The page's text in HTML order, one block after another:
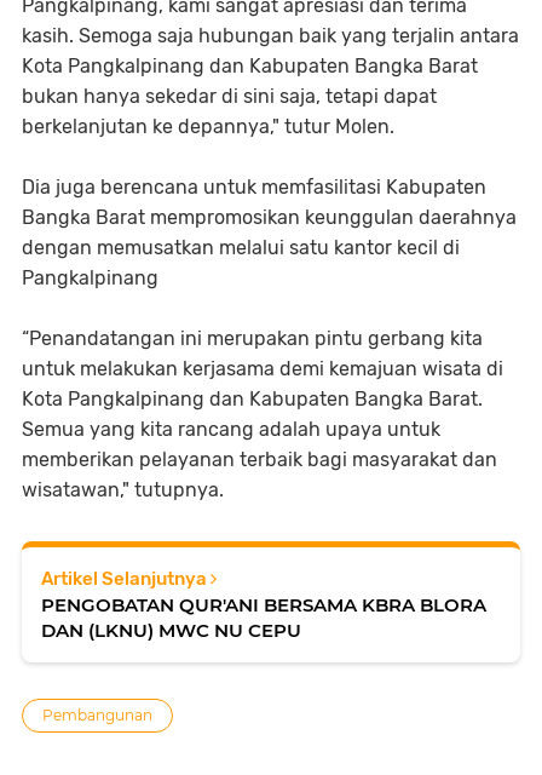
Pangkalpinang, kami sangat apresiasi dan terima
kasih. Semoga saja hubungan baik yang terjalin antara
Kota Pangkalpinang dan Kabupaten Bangka Barat
bukan hanya sekedar di sini saja, tetapi dapat
berkelanjutan ke depannya," tutur Molen.
Dia juga berencana untuk memfasilitasi Kabupaten
Bangka Barat mempromosikan keunggulan daerahnya
dengan memusatkan melalui satu kantor kecil di
Pangkalpinang
“Penandatangan ini merupakan pintu gerbang kita
untuk melakukan kerjasama demi kemajuan wisata di
Kota Pangkalpinang dan Kabupaten Bangka Barat.
Semua yang kita rancang adalah upaya untuk
memberikan pelayanan terbaik bagi masyarakat dan
wisatawan," tutupnya.
Artikel Selanjutnya
PENGOBATAN QUR'ANI BERSAMA KBRA BLORA
DAN (LKNU) MWC NU CEPU
Pembangunan